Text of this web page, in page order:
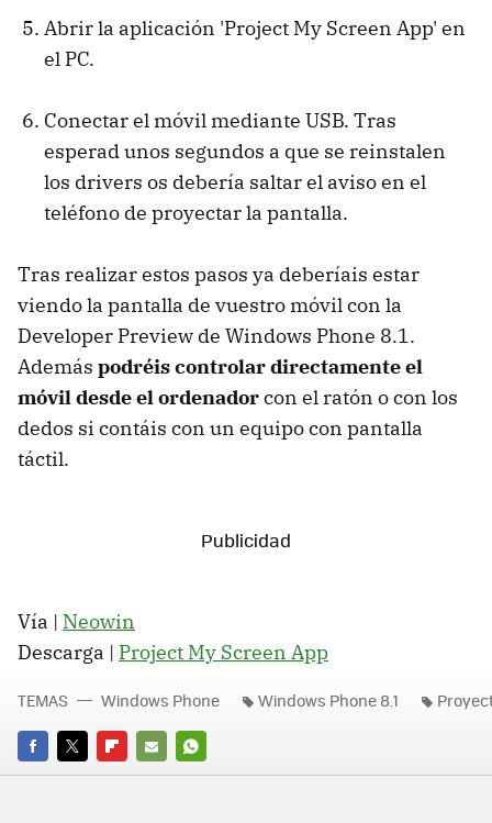
Abrir la aplicación 'Project My Screen App' en
el PC.
Conectar el móvil mediante USB. Tras
esperad unos segundos a que se reinstalen
los drivers os debería saltar el aviso en el
teléfono de proyectar la pantalla.
Tras realizar estos pasos ya deberíais estar
viendo la pantalla de vuestro móvil con la
Developer Preview de Windows Phone 8.1.
Además podréis controlar directamente el
móvil desde el ordenadorcon el ratón o con los
dedos si contáis con un equipo con pantalla
táctil.
Vía | Neowin
Descarga | Project My Screen App
FACEBOOK
TWITTERFLIPBOARD
E-
WHATSAPP
TEMAS Windows Phone Windows Phone 8.1